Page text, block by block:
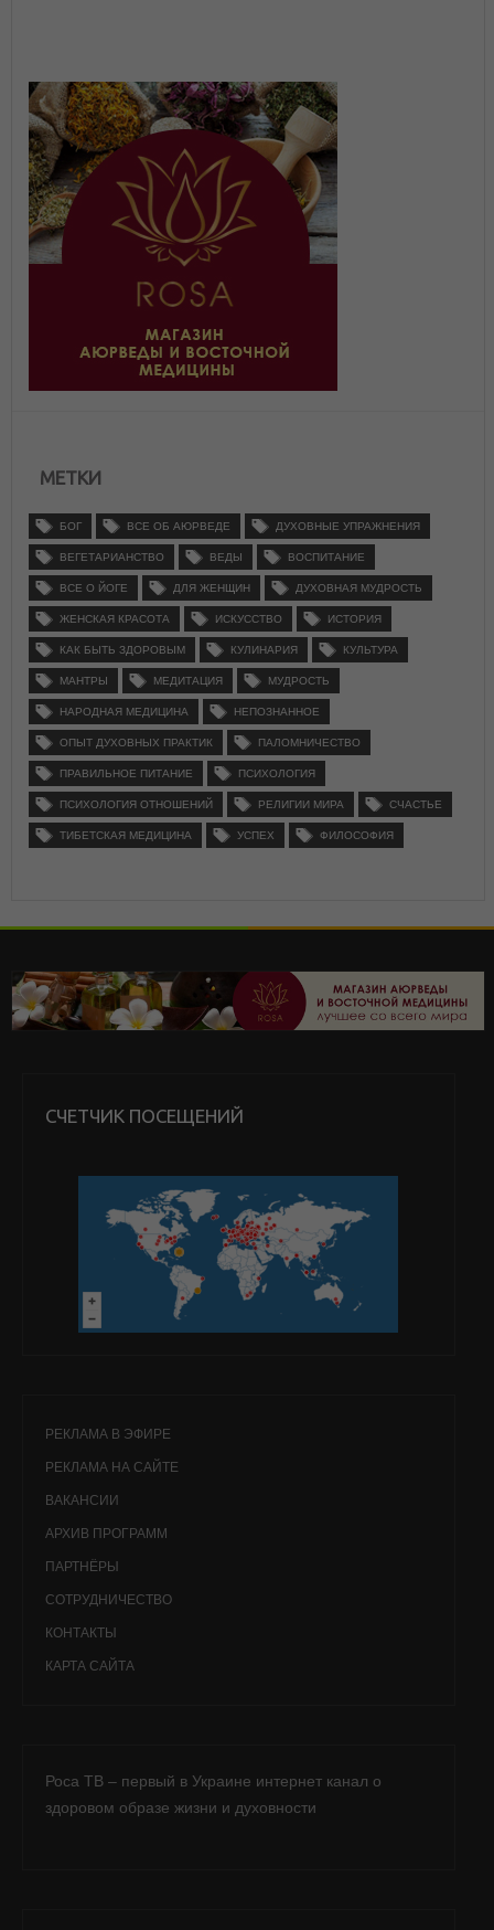
МЕТКИ
БОГ ВСЕ ОБ АЮРВЕДЕ ДУХОВНЫЕ УПРАЖНЕНИЯ
ВЕГЕТАРИАНСТВО ВЕДЫ ВОСПИТАНИЕ
ВСЕ О ЙОГЕ ДЛЯ ЖЕНЩИН ДУХОВНАЯ МУДРОСТЬ
ЖЕНСКАЯ КРАСОТА ИСКУССТВО ИСТОРИЯ
КАК БЫТЬ ЗДОРОВЫМ КУЛИНАРИЯ КУЛЬТУРА
МАНТРЫ МЕДИТАЦИЯ МУДРОСТЬ
НАРОДНАЯ МЕДИЦИНА НЕПОЗНАННОЕ
ОПЫТ ДУХОВНЫХ ПРАКТИК ПАЛОМНИЧЕСТВО
ПРАВИЛЬНОЕ ПИТАНИЕ ПСИХОЛОГИЯ
ПСИХОЛОГИЯ ОТНОШЕНИЙ РЕЛИГИИ МИРА СЧАСТЬЕ
ТИБЕТСКАЯ МЕДИЦИНА УСПЕХ ФИЛОСОФИЯ
СЧЕТЧИК ПОСЕЩЕНИЙ
РЕКЛАМА В ЭФИРЕ
РЕКЛАМА НА САЙТЕ
ВАКАНСИИ
АРХИВ ПРОГРАММ
ПАРТНЁРЫ
СОТРУДНИЧЕСТВО
КОНТАКТЫ
КАРТА САЙТА
Роса ТВ – первый в Украине интернет канал о
здоровом образе жизни и духовности